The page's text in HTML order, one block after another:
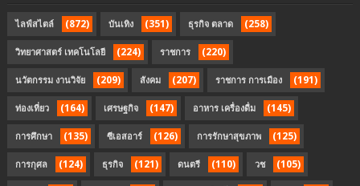
ไลฟ์สไตล์ (872) บันเทิง (351) ธุรกิจ ตลาด (258)
วิทยาศาสตร์ เทคโนโลยี (224) ราชการ (220)
นวัตกรรม งานวิจัย (209) สังคม (207) ราชการ การเมือง (191)
ท่องเที่ยว (164) เศรษฐกิจ (147) อาหาร เครื่องดื่ม (145)
การศึกษา (135) ซีเอสอาร์ (126) การรักษาสุขภาพ (125)
การกุศล (124) ธุรกิจ (121) ดนตรี (110) วช (105)